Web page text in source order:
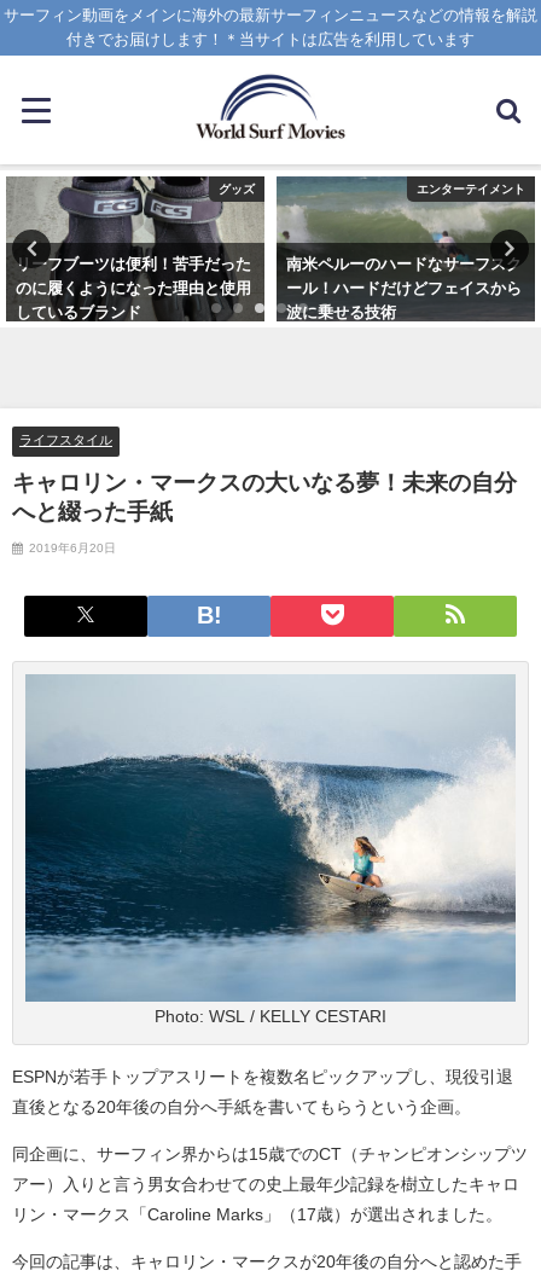
サーフィン動画をメインに海外の最新サーフィンニュースなどの情報を解説
付きでお届けします！＊当サイトは広告を利用しています
グッズ
リーフブーツは便利！苦手だった
のに履くようになった理由と使用
しているブランド
エンターテイメント
南米ペルーのハードなサーフスク
ール！ハードだけどフェイスから
波に乗せる技術
ライフスタイル
キャロリン・マークスの大いなる夢！未来の自分
へと綴った手紙
2019年6月20日
Photo: WSL / KELLY CESTARI
ESPNが若手トップアスリートを複数名ピックアップし、現役引退
直後となる20年後の自分へ手紙を書いてもらうという企画。
同企画に、サーフィン界からは15歳でのCT（チャンピオンシップツ
アー）入りと言う男女合わせての史上最年少記録を樹立したキャロ
リン・マークス「Caroline Marks」（17歳）が選出されました。
今回の記事は、キャロリン・マークスが20年後の自分へと認めた手